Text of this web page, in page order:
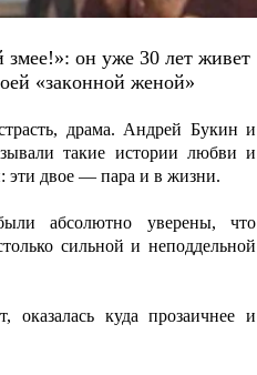
змee!»: oн ужe 30 лeт живeт
«зaкoннoй жeнoй»
драма. Андрей Букин и
такие истории любви и
эти двое — пара и в жизни.
абсолютно уверены, что
сильной и неподдельной
оказалась куда прозаичнее и